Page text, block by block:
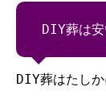
DIY葬は安
DIY葬はたしか